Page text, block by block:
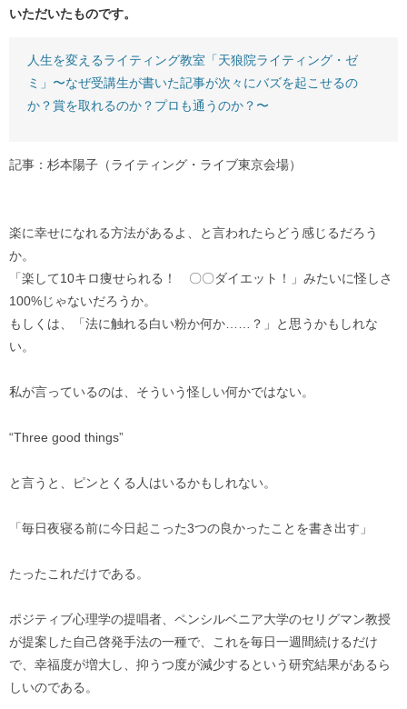
いただいたものです。
人生を変えるライティング教室「天狼院ライティング・ゼ
ミ」〜なぜ受講生が書いた記事が次々にバズを起こせるの
か？賞を取れるのか？プロも通うのか？〜
記事：杉本陽子（ライティング・ライブ東京会場）
楽に幸せになれる方法があるよ、と言われたらどう感じるだろう
か。
「楽して10キロ痩せられる！ 〇〇ダイエット！」みたいに怪しさ
100%じゃないだろうか。
もしくは、「法に触れる白い粉か何か……？」と思うかもしれな
い。
私が言っているのは、そういう怪しい何かではない。
“Three good things”
と言うと、ピンとくる人はいるかもしれない。
「毎日夜寝る前に今日起こった3つの良かったことを書き出す」
たったこれだけである。
ポジティブ心理学の提唱者、ペンシルベニア大学のセリグマン教授
が提案した自己啓発手法の一種で、これを毎日一週間続けるだけ
で、幸福度が増大し、抑うつ度が減少するという研究結果があるら
しいのである。